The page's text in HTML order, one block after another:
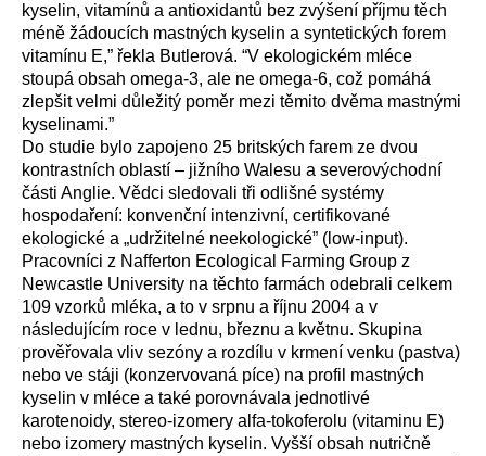
kyselin, vitamínů a antioxidantů bez zvýšení příjmu těch
méně žádoucích mastných kyselin a syntetických forem
vitamínu E,” řekla Butlerová. “V ekologickém mléce
stoupá obsah omega-3, ale ne omega-6, což pomáhá
zlepšit velmi důležitý poměr mezi těmito dvěma mastnými
kyselinami.”
Do studie bylo zapojeno 25 britských farem ze dvou
kontrastních oblastí – jižního Walesu a severovýchodní
části Anglie. Vědci sledovali tři odlišné systémy
hospodaření: konvenční intenzivní, certifikované
ekologické a „udržitelné neekologické” (low-input).
Pracovníci z Nafferton Ecological Farming Group z
Newcastle University na těchto farmách odebrali celkem
109 vzorků mléka, a to v srpnu a říjnu 2004 a v
následujícím roce v lednu, březnu a květnu. Skupina
prověřovala vliv sezóny a rozdílu v krmení venku (pastva)
nebo ve stáji (konzervovaná píce) na profil mastných
kyselin v mléce a také porovnávala jednotlivé
karotenoidy, stereo-izomery alfa-tokoferolu (vitaminu E)
nebo izomery mastných kyselin. Vyšší obsah nutričně